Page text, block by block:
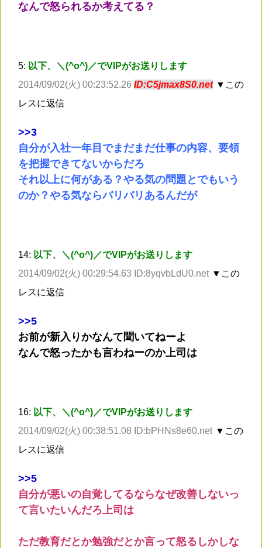
なんで怒られるか考えてる？
5: 以下、＼(^o^)／でVIPがお送りします
2014/09/02(火) 00:23:52.26 ID:C5jmax8S0.net ▼この
レスに返信
>>3
自分が入社一年目でまだまだ仕事の内容、要領
を把握できてないからだろ
それ以上に何がある？やる気の問題とでもいう
のか？やる気ならバリバリあるんだが
14: 以下、＼(^o^)／でVIPがお送りします
2014/09/02(火) 00:29:54.63 ID:8yqvbLdU0.net ▼この
レスに返信
>>5
お前が新入りかなんて聞いてねーよ
なんで怒ったかも言わねーのか上司は
16: 以下、＼(^o^)／でVIPがお送りします
2014/09/02(火) 00:38:51.08 ID:bPHNs8e60.net ▼この
レスに返信
>>5
自分が悪いの自覚してるならなぜ改善しないっ
て言いたいんだろ上司は
ただ教育だとか勉強だとか言って怒るしかしな